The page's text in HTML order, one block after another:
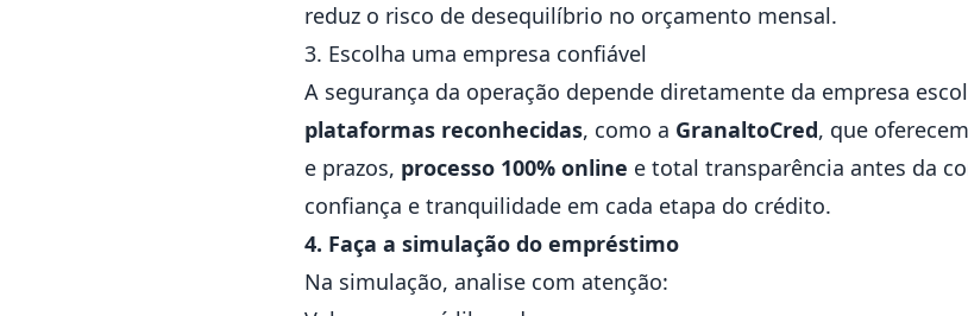
reduz o risco de desequilíbrio no orçamento mensal.
3. Escolha uma empresa confiável
A segurança da operação depende diretamente da empresa
plataformas reconhecidas, como a GranaltoCred, que
e prazos, processo 100% online e total transparência antes da
confiança e tranquilidade em cada etapa do crédito.
4. Faça a simulação do empréstimo
Na simulação, analise com atenção: